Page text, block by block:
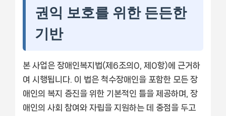
권익 보호를 위한 든든한
기반
본 사업은 장애인복지법(제6조의0, 제0항)에 근거하
여 시행됩니다. 이 법은 척수장애인을 포함한 모든 장
애인의 복지 증진을 위한 기본적인 틀을 제공하며, 장
애인의 사회 참여와 자립을 지원하는 데 중점을 두고